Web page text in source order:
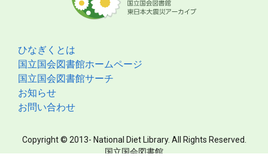
ひなぎくとは
国立国会図書館ホームページ
国立国会図書館サーチ
お知らせ
お問い合わせ
Copyright © 2013- National Diet Library. All Rights Reserved.